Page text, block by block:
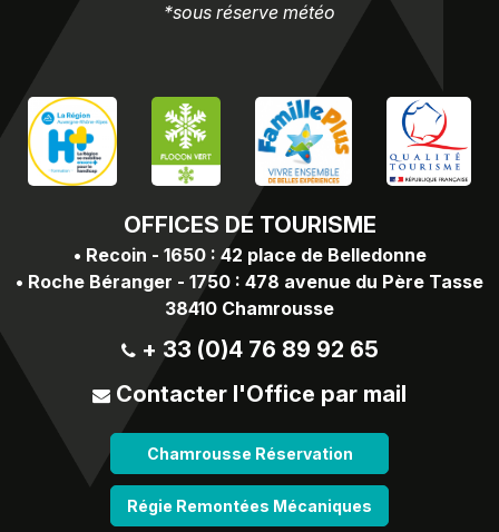
OFFICES DE TOURISME
• Recoin - 1650 : 42 place de Belledonne
• Roche Béranger - 1750 : 478 avenue du Père Tasse
38410 Chamrousse
+ 33 (0)4 76 89 92 65
Contacter l'Office par mail
Chamrousse Réservation
Régie Remontées Mécaniques
*sous réserve météo